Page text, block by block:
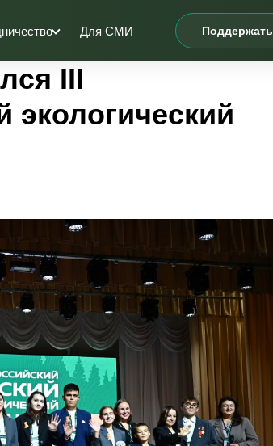
Для СМИ Поддержать
III
экологический